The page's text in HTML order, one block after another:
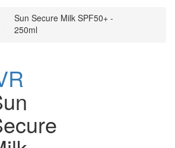
Sun Secure Milk SPF50+ -
250ml